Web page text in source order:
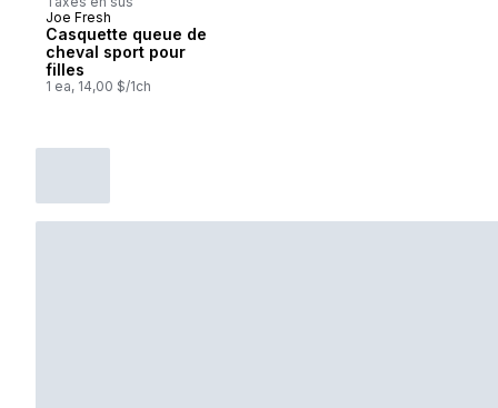
Joe Fresh
Casquette queue de
cheval sport pour
filles
1 ea, 14,00 $/1ch